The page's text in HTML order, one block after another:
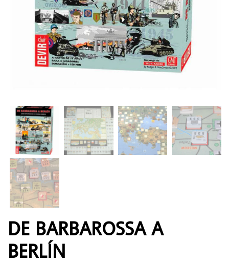
DE BARBAROSSA A
BERLÍN